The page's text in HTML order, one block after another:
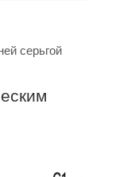
серьгой